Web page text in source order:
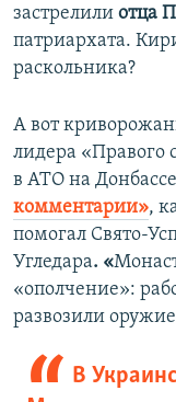
застрелили отца
патриархата.
раскольника?
А вот
лидера «Правого
в АТО на
комментарии»,
помогал Свято-
Угледара. «
«ополчение»:
развозили
В